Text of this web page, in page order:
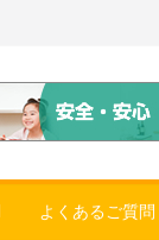
よくあるご質問